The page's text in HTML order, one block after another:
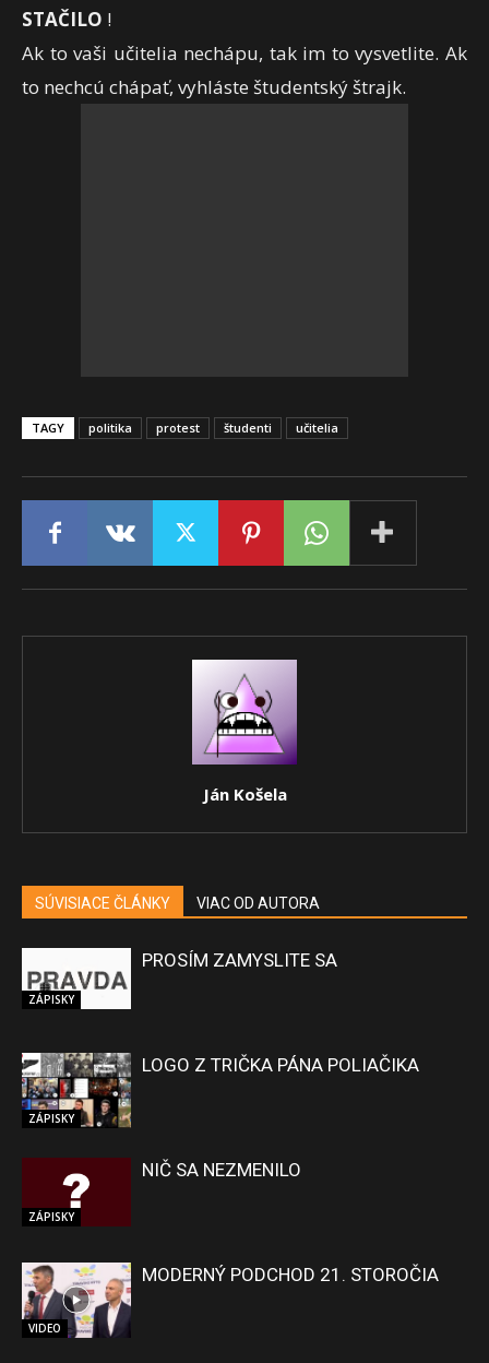
STAČILO !
Ak to vaši učitelia nechápu, tak im to vysvetlite. Ak
to nechcú chápať, vyhláste študentský štrajk.
TAGY politika protest študenti učitelia
Ján Košela
SÚVISIACE ČLÁNKY VIAC OD AUTORA
ZÁPISKY
PROSÍM ZAMYSLITE SA
ZÁPISKY
LOGO Z TRIČKA PÁNA POLIAČIKA
ZÁPISKY
NIČ SA NEZMENILO
VIDEO
MODERNÝ PODCHOD 21. STOROČIA